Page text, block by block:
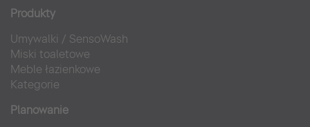
Produkty
Umywalki / SensoWash
Miski toaletowe
Meble łazienkowe
Kategorie
Planowanie